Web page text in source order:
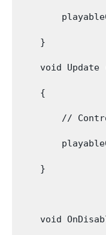
    }
void Update
    {
//
    }
void